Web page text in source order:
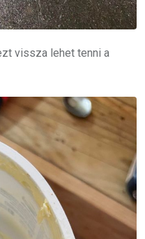
vissza lehet tenni a